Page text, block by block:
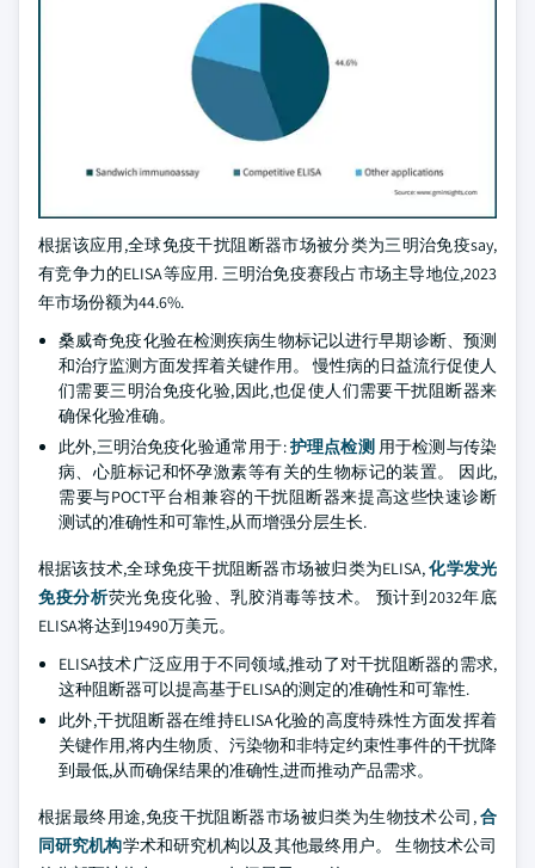
根据该应用,全球免疫干扰阻断器市场被分类为三明治免疫say,
有竞争力的ELISA等应用. 三明治免疫赛段占市场主导地位,2023
年市场份额为44.6%.
桑威奇免疫化验在检测疾病生物标记以进行早期诊断、预测
和治疗监测方面发挥着关键作用。 慢性病的日益流行促使人
们需要三明治免疫化验,因此,也促使人们需要干扰阻断器来
确保化验准确。
此外,三明治免疫化验通常用于:护理点检测 用于检测与传染
病、心脏标记和怀孕激素等有关的生物标记的装置。 因此,
需要与POCT平台相兼容的干扰阻断器来提高这些快速诊断
测试的准确性和可靠性,从而增强分层生长.
根据该技术,全球免疫干扰阻断器市场被归类为ELISA,化学发光
免疫分析荧光免疫化验、乳胶消毒等技术。 预计到2032年底
ELISA将达到19490万美元。
ELISA技术广泛应用于不同领域,推动了对干扰阻断器的需求,
这种阻断器可以提高基于ELISA的测定的准确性和可靠性.
此外,干扰阻断器在维持ELISA化验的高度特殊性方面发挥着
关键作用,将内生物质、污染物和非特定约束性事件的干扰降
到最低,从而确保结果的准确性,进而推动产品需求。
根据最终用途,免疫干扰阻断器市场被归类为生物技术公司,合
同研究机构学术和研究机构以及其他最终用户。 生物技术公司